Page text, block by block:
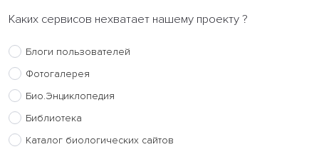
Каких сервисов нехватает нашему проекту ?
Блоги пользователей
Фотогалерея
Био.Энциклопедия
Библиотека
Каталог биологических сайтов